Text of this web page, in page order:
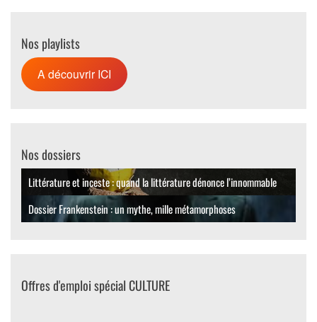
Nos playlists
A découvrir ICI
Nos dossiers
Littérature et inceste : quand la littérature dénonce l’innommable
Dossier Frankenstein : un mythe, mille métamorphoses
Offres d'emploi spécial CULTURE